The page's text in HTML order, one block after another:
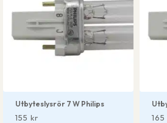
Utbyteslysrör 7 W Philips
155 kr 165